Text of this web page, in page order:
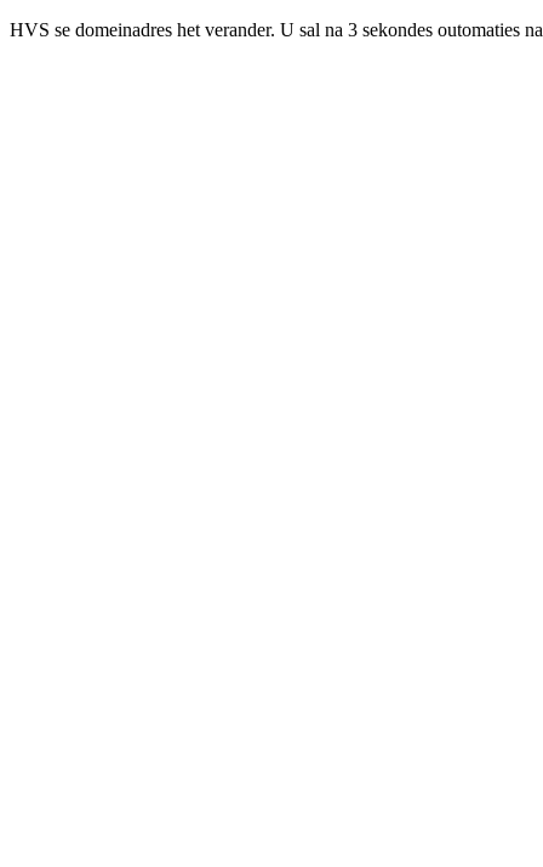
HVS se domeinadres het verander. U sal na 3 sekondes outomaties